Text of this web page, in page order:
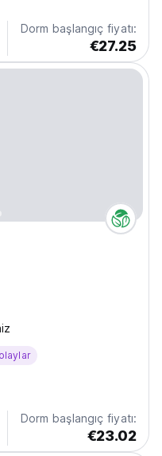
Dorm başlangıç fiyatı:
€27.25
Dorm başlangıç fiyatı:
€23.02